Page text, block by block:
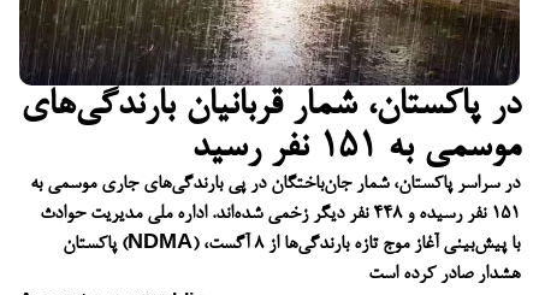
در پاکستان، شمار قربانیان بارندگی‌های
موسمی به ۱۵۱ نفر رسید
در سراسر پاکستان، شمار جان‌باختگان در پی بارندگی‌های جاری موسمی به
۱۵۱ نفر رسیده و ۴۴۸ نفر دیگر زخمی شده‌اند. اداره ملی مدیریت حوادث
پاکستان (NDMA) با پیش‌بینی آغاز موج تازه بارندگی‌ها از ۸ آگست،
هشدار صادر کرده است